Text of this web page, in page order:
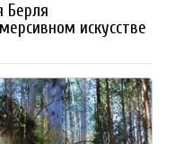
Берля
искусстве